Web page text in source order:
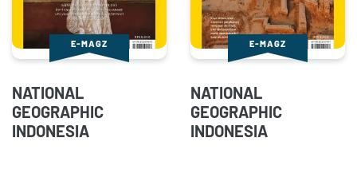
E-MAGZ
NATIONAL
GEOGRAPHIC
INDONESIA
E-MAGZ
NATIONAL
GEOGRAPHIC
INDONESIA